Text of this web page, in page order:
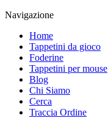
Navigazione
Home
Tappetini da gioco
Foderine
Tappetini per mouse
Blog
Chi Siamo
Cerca
Traccia Ordine